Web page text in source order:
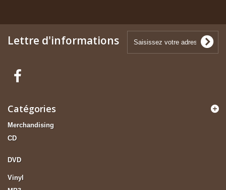
Lettre d'informations
Catégories
Merchandising
CD
DVD
Vinyl